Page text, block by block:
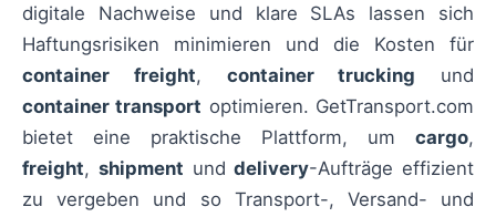
digitale Nachweise und klare SLAs lassen sich
Haftungsrisiken minimieren und die Kosten für
container freight, container trucking und
container transport optimieren. GetTransport.com
bietet eine praktische Plattform, um cargo,
freight, shipment unddelivery-Aufträge effizient
zu vergeben und so Transport-, Versand- und